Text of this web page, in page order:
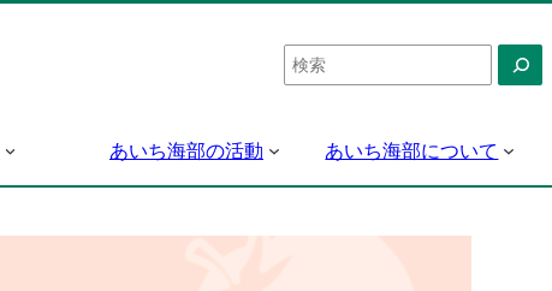
検
索
あいち海部の活動 あいち海部について